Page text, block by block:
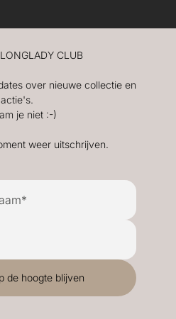
CLUB
over nieuwe collectie en
actie's.
je niet :-)
weer uitschrijven.